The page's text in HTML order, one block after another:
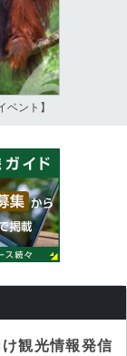
ベント】
観光情報発信